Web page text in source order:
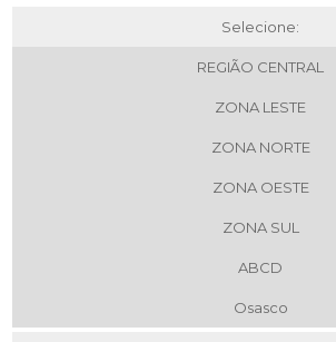
Selecione:
REGIÃO CENTRAL
ZONA LESTE
ZONA NORTE
ZONA OESTE
ZONA SUL
ABCD
Osasco